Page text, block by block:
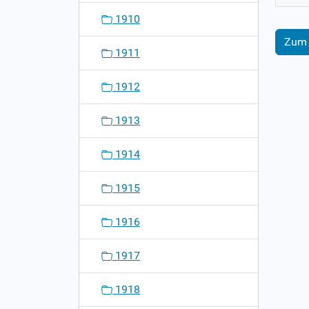
Zum
1910
1911
1912
1913
1914
1915
1916
1917
1918